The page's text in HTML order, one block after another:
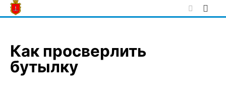
Skip
to
Как просверлить
бутылку